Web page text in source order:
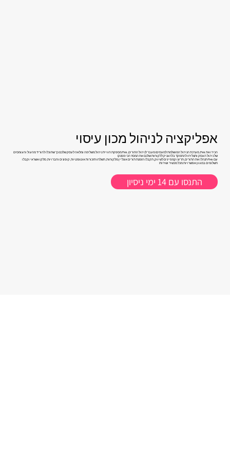
אפליקציה לניהול מכון עיסוי
הכירו את Pink, מערכת הניהול המושלמת למעסים! מעבר לניהול התורים, Pink מספקת חוויית ניהול משלימה ומלאה לעסק שלכם כך שתוכלו להוריד מהעול והעומסים
של ניהול העסק ותצליחו להתמקד בלהעניק ללקוחות שלכם את המסז' הכי מפנק!
עם Pink תנהלו את התורים, תריצו קמפיינים לשיווק, תקבלו הזמנת תורים אונליין מלקוחות, תשלחו תזכורות אוטומטיות, קופונים וחברויות, סלקו אשראי וקבלו
תשלומים במגוון אפשרויות מכל מכשיר ושירות!
התנסו עם 14 ימי ניסיון